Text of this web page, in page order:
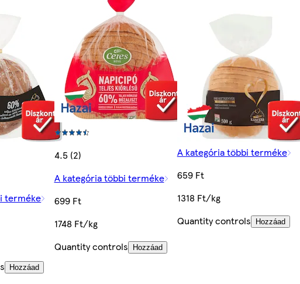
terméke
Hozzáad
4.5 (2)
A kategória többi terméke
699 Ft
1748 Ft/kg
Quantity controls
Hozzáad
A kategória többi terméke
659 Ft
1318 Ft/kg
Quantity controls
Hozzáad